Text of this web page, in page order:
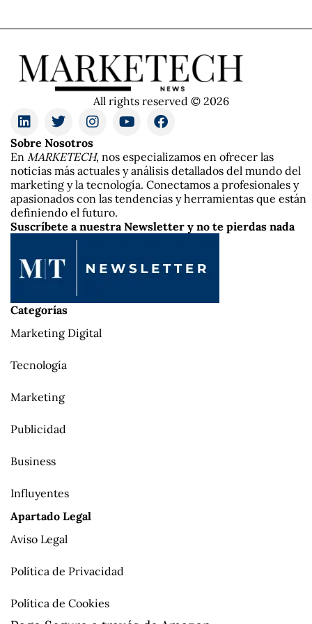
All rights reserved © 2026
Sobre Nosotros
En MARKETECH, nos especializamos en ofrecer las
noticias más actuales y análisis detallados del mundo del
marketing y la tecnología. Conectamos a profesionales y
apasionados con las tendencias y herramientas que están
definiendo el futuro.
Suscríbete a nuestra Newsletter y no te pierdas nada
Categorías
Marketing Digital
Tecnología
Marketing
Publicidad
Business
Influyentes
Apartado Legal
Aviso Legal
Política de Privacidad
Política de Cookies